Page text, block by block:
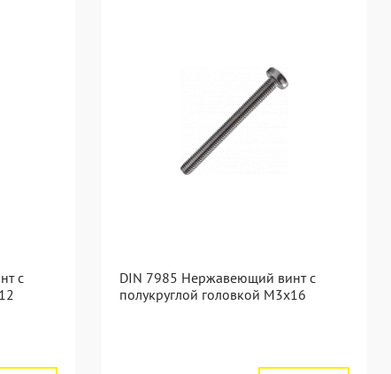
с
DIN 7985 Нержавеющий винт с
полукруглой головкой М3х16